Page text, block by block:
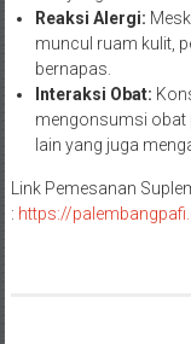
Reaksi Alergi:
muncul ruam kulit,
bernapas.
Interaksi Obat:
mengonsumsi obat
lain yang juga
Link Pemesanan
: https://